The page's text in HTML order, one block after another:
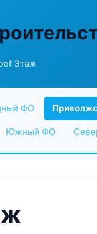
Этаж
ФО
Южный ФО